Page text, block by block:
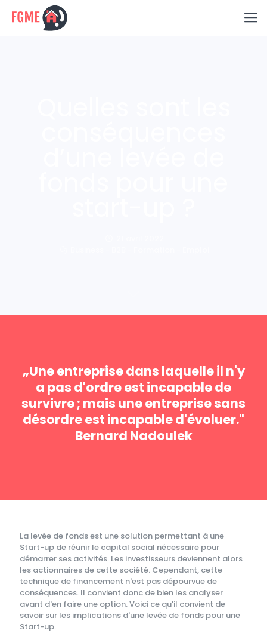
„Une entreprise dans laquelle il n'y
a pas d'ordre est incapable de
survivre ; mais une entreprise sans
désordre est incapable d'évoluer."
Bernard Nadoulek
La levée de fonds est une solution permettant à une
Start-up de réunir le capital social nécessaire pour
démarrer ses activités. Les investisseurs deviennent alors
les actionnaires de cette société. Cependant, cette
technique de financement n'est pas dépourvue de
conséquences. Il convient donc de bien les analyser
avant d'en faire une option. Voici ce qu'il convient de
savoir sur les implications d'une levée de fonds pour une
Start-up.